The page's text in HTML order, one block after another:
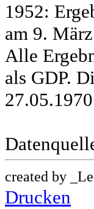
1952:
am 9.
Alle
als GDP.
created by
Drucken